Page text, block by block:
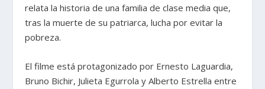
relata la historia de una familia de clase media que,
tras la muerte de su patriarca, lucha por evitar la
pobreza.
El filme está protagonizado por Ernesto Laguardia,
Bruno Bichir, Julieta Egurrola y Alberto Estrella entre